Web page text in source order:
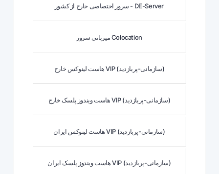
سرور اختصاصی خارج از کشور - DE-Server
میزبانی سرور Colocation
هاست لینوکس خارج VIP (سازمانی-پربازدید)
هاست ویندوز پلسک خارج VIP (سازمانی-پربازدید)
هاست لینوکس ایران VIP (سازمانی-پربازدید)
هاست ویندوز پلسک ایران VIP (سازمانی-پربازدید)